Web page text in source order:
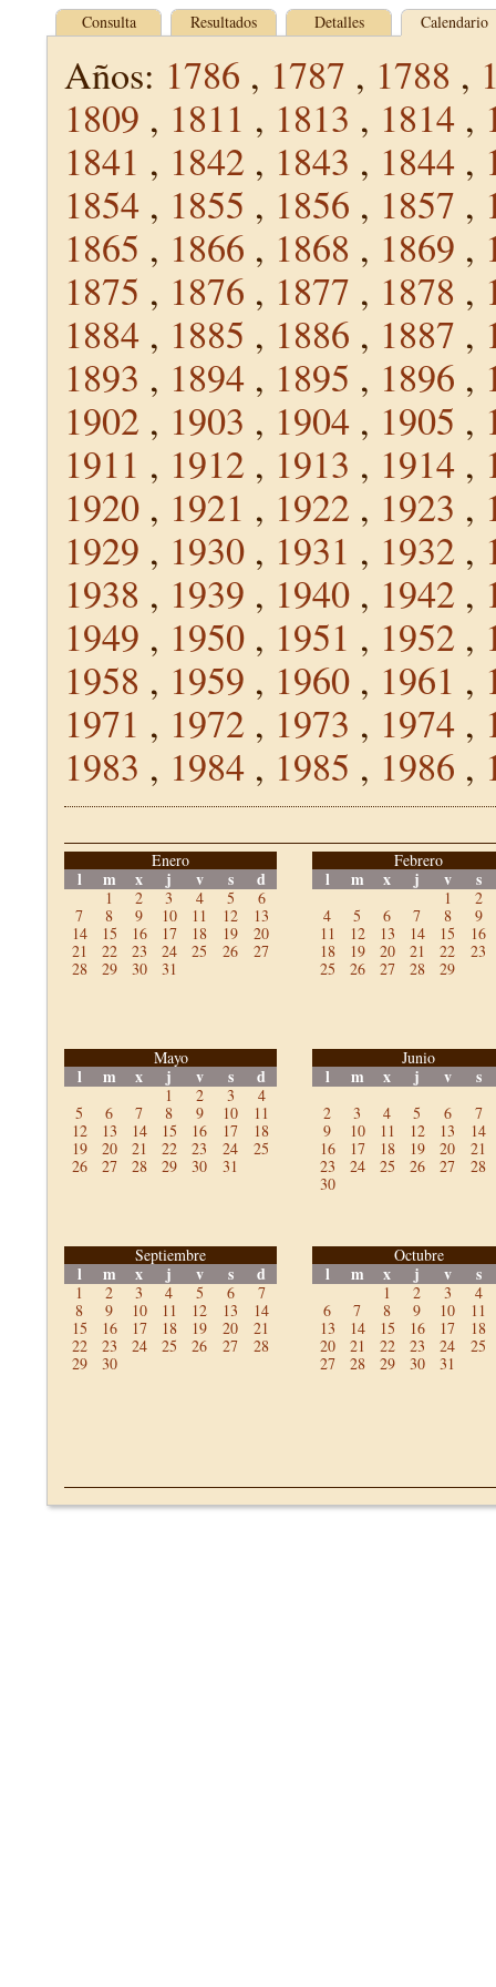
Consulta Resultados Detalles Calendario
Años: 1786 , 1787 , 1788 ,
1809 , 1811 , 1813 , 1814 ,
1841 , 1842 , 1843 , 1844 ,
1854 , 1855 , 1856 , 1857 ,
1865 , 1866 , 1868 , 1869 ,
1875 , 1876 , 1877 , 1878 ,
1884 , 1885 , 1886 , 1887 ,
1893 , 1894 , 1895 , 1896 ,
1902 , 1903 , 1904 , 1905 ,
1911 , 1912 , 1913 , 1914 ,
1920 , 1921 , 1922 , 1923 ,
1929 , 1930 , 1931 , 1932 ,
1938 , 1939 , 1940 , 1942 ,
1949 , 1950 , 1951 , 1952 ,
1958 , 1959 , 1960 , 1961 ,
1971 , 1972 , 1973 , 1974 ,
1983 , 1984 , 1985 , 1986 ,
Enero
l m x j v s d
1 2 3 4 5
6
7
8 9 10 11 12
13
14
15 16 17 18 19
20
21
22 23 24 25 26
27
28
29 30 31
Febrero
l m x j v s
1
2
4
5 6 7 8
9
11
12 13 14 15
16
18
19 20 21 22
23
25
26 27 28 29
Mayo
l m x j v s d
1 2 3
4
5
6 7 8 9 10
11
12
13 14 15 16 17
18
19
20 21 22 23 24
25
26
27 28 29 30 31
Junio
l m x j v s
2 3 4 5 6
7
9
10 11 12 13
14
16
17 18 19 20
21
23
24 25 26 27
28
30
Septiembre
l m x j v s d
1 2 3 4 5 6
7
8
9 10 11 12 13
14
15
16 17 18 19 20
21
22
23 24 25 26 27
28
29
30
Octubre
l m x j v s
1 2 3
4
6
7 8 9 10
11
13
14 15 16 17
18
20
21 22 23 24
25
27
28 29 30 31